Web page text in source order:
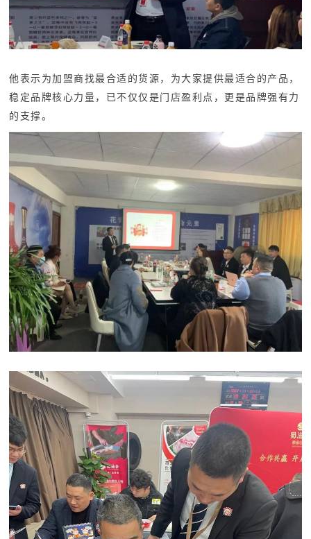
他表示为加盟商找最合适的货源，为大家提供最适合的产品，
稳定品牌核心力量，已不仅仅是门店盈利点，更是品牌强有力
的支撑。